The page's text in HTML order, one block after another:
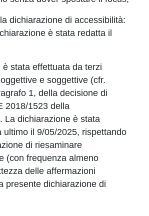
dichiarazione di accessibilità:
è stata redatta il
è stata effettuata da terzi
e soggettive (cfr.
1, della decisione di
2018/1523 della
La dichiarazione è stata
ultimo il 9/05/2025, rispettando
di riesaminare
(con frequenza almeno
delle affermazioni
presente dichiarazione di